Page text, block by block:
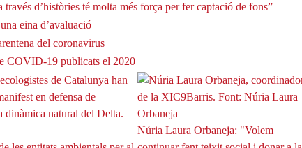
d’històries té molta més força per fer captació de fons”
eina d’avaluació
del coronavirus
COVID-19 publicats el 2020
Núria Laura Orbaneja: "Volem